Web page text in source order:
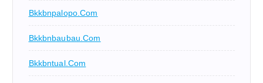
Bkkbnpalopo.com
Bkkbnbaubau.com
Bkkbntual.com